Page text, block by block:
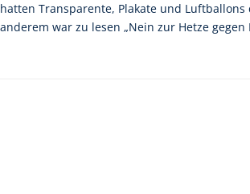
hatten Transparente, Plakate und Luftballons
anderem war zu lesen „Nein zur Hetze gegen